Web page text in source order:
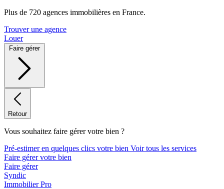
Plus de 720 agences immobilières en France.
Trouver une agence
Louer
Faire gérer
Retour
Vous souhaitez faire gérer votre bien ?
Pré-estimer en quelques clics votre bien Voir tous les services
Faire gérer votre bien
Faire gérer
Syndic
Immobilier Pro